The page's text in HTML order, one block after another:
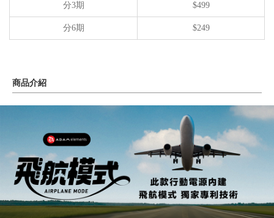
分3期 $499
分6期 $249
商品介紹